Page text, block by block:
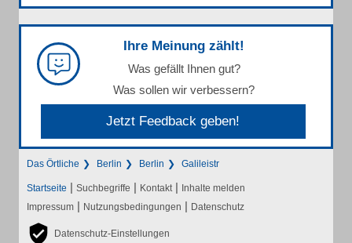
Ihre Meinung zählt!
Was gefällt Ihnen gut?
Was sollen wir verbessern?
Jetzt Feedback geben!
Das Örtliche Berlin Berlin Galileistr
Startseite | Suchbegriffe | Kontakt | Inhalte melden
Impressum | Nutzungsbedingungen | Datenschutz
Datenschutz-Einstellungen